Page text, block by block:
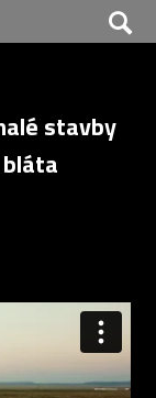
stavby